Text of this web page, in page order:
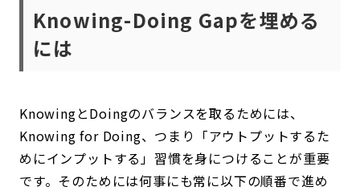
Knowing-Doing Gapを埋める
には
KnowingとDoingのバランスを取るためには、
Knowing for Doing、つまり「アウトプットするた
めにインプットする」習慣を身につけることが重要
です。そのためには何事にも常に以下の順番で進め